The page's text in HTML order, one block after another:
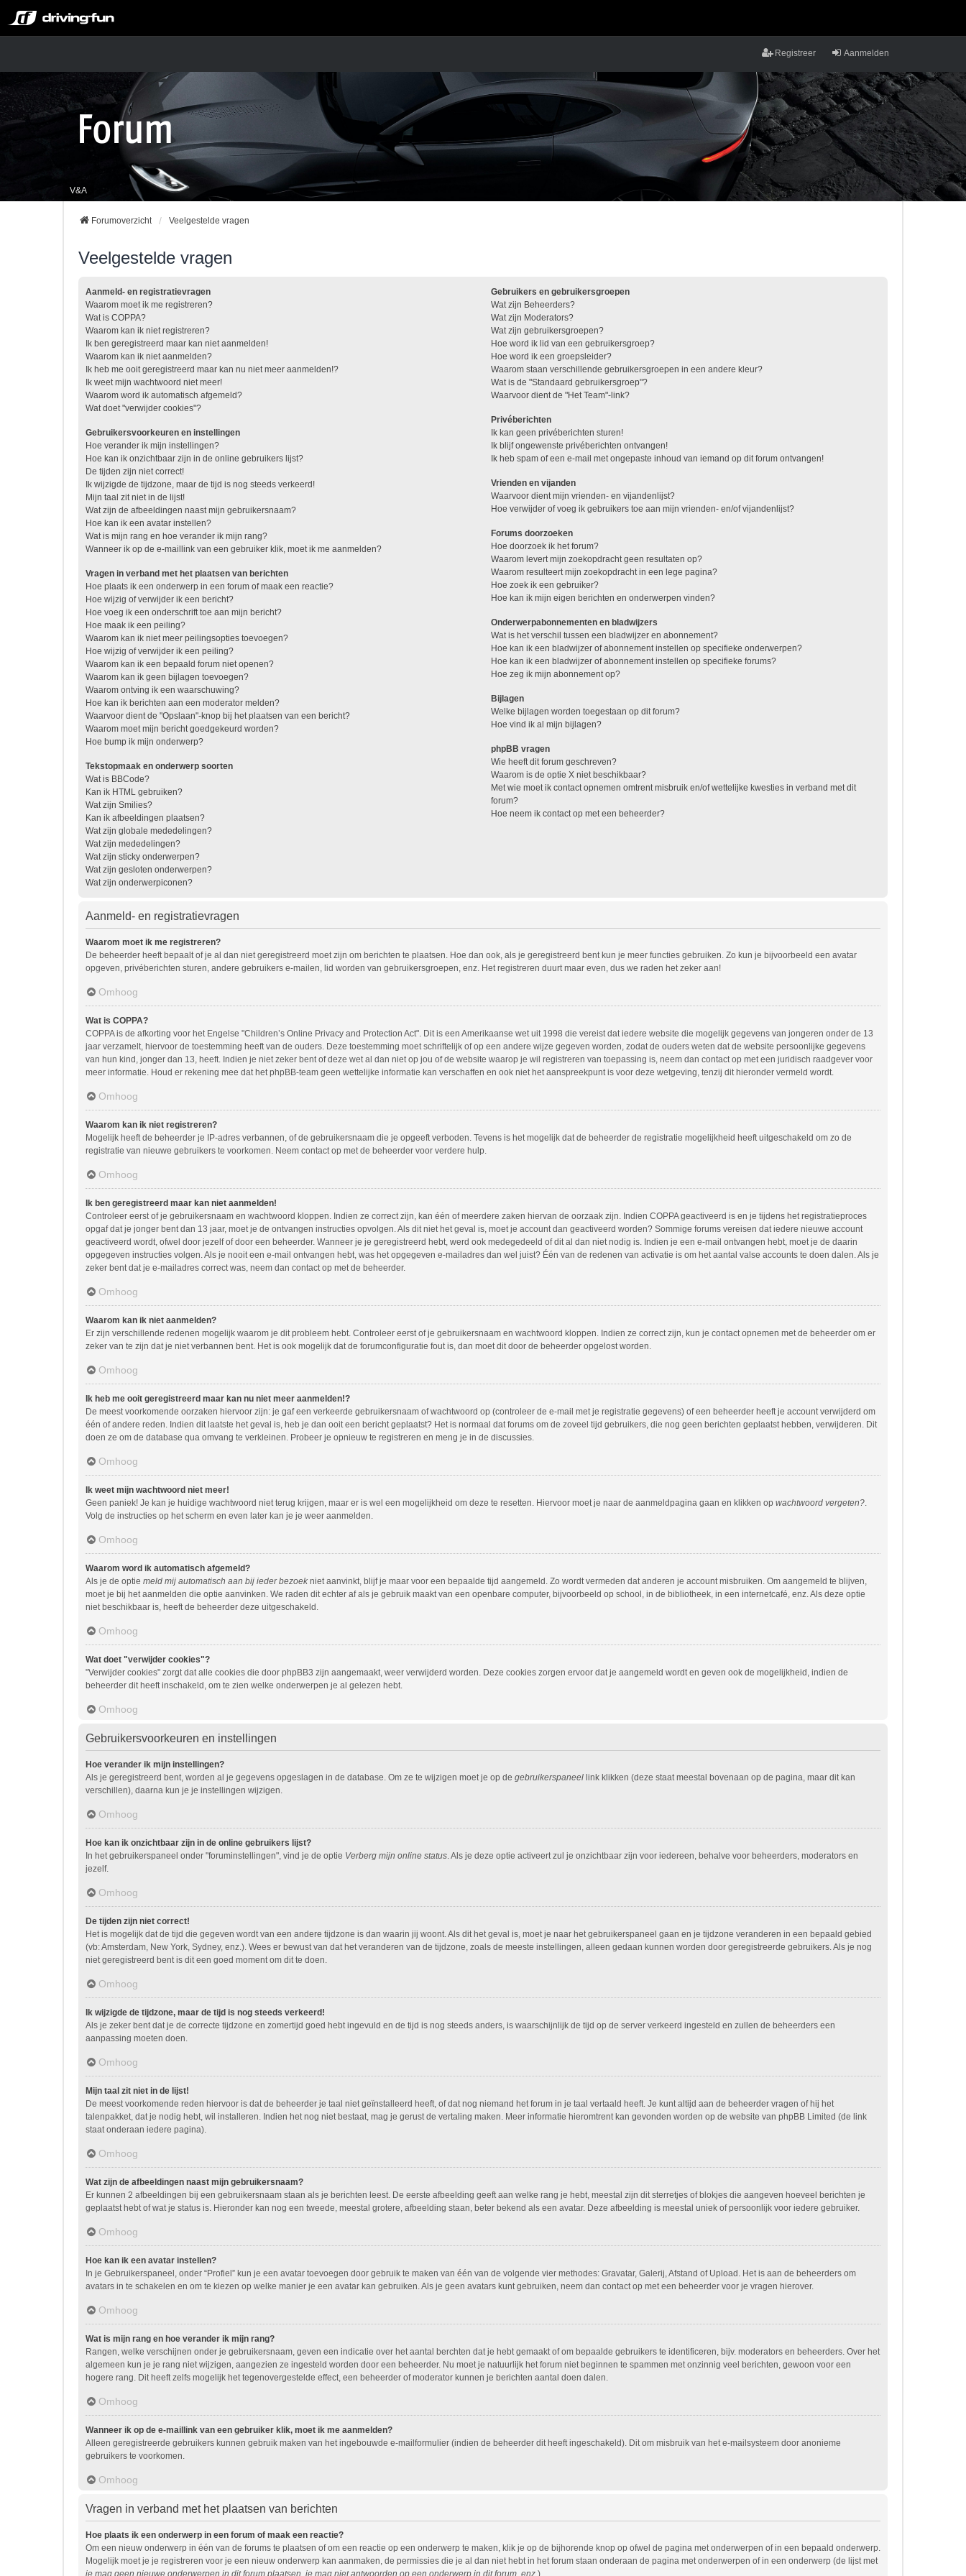
Aanmelden
Registreer
V&A
Forumoverzicht Veelgestelde vragen
Veelgestelde vragen
Aanmeld- en registratievragen
Waarom moet ik me registreren?
Wat is COPPA?
Waarom kan ik niet registreren?
Ik ben geregistreerd maar kan niet aanmelden!
Waarom kan ik niet aanmelden?
Ik heb me ooit geregistreerd maar kan nu niet meer aanmelden!?
Ik weet mijn wachtwoord niet meer!
Waarom word ik automatisch afgemeld?
Wat doet "verwijder cookies"?
Gebruikersvoorkeuren en instellingen
Hoe verander ik mijn instellingen?
Hoe kan ik onzichtbaar zijn in de online gebruikers lijst?
De tijden zijn niet correct!
Ik wijzigde de tijdzone, maar de tijd is nog steeds verkeerd!
Mijn taal zit niet in de lijst!
Wat zijn de afbeeldingen naast mijn gebruikersnaam?
Hoe kan ik een avatar instellen?
Wat is mijn rang en hoe verander ik mijn rang?
Wanneer ik op de e-maillink van een gebruiker klik, moet ik me aanmelden?
Vragen in verband met het plaatsen van berichten
Hoe plaats ik een onderwerp in een forum of maak een reactie?
Hoe wijzig of verwijder ik een bericht?
Hoe voeg ik een onderschrift toe aan mijn bericht?
Hoe maak ik een peiling?
Waarom kan ik niet meer peilingsopties toevoegen?
Hoe wijzig of verwijder ik een peiling?
Waarom kan ik een bepaald forum niet openen?
Waarom kan ik geen bijlagen toevoegen?
Waarom ontving ik een waarschuwing?
Hoe kan ik berichten aan een moderator melden?
Waarvoor dient de "Opslaan"-knop bij het plaatsen van een bericht?
Waarom moet mijn bericht goedgekeurd worden?
Hoe bump ik mijn onderwerp?
Tekstopmaak en onderwerp soorten
Wat is BBCode?
Kan ik HTML gebruiken?
Wat zijn Smilies?
Kan ik afbeeldingen plaatsen?
Wat zijn globale mededelingen?
Wat zijn mededelingen?
Wat zijn sticky onderwerpen?
Wat zijn gesloten onderwerpen?
Wat zijn onderwerpiconen?
Gebruikers en gebruikersgroepen
Wat zijn Beheerders?
Wat zijn Moderators?
Wat zijn gebruikersgroepen?
Hoe word ik lid van een gebruikersgroep?
Hoe word ik een groepsleider?
Waarom staan verschillende gebruikersgroepen in een andere kleur?
Wat is de "Standaard gebruikersgroep"?
Waarvoor dient de "Het Team"-link?
Privéberichten
Ik kan geen privéberichten sturen!
Ik blijf ongewenste privéberichten ontvangen!
Ik heb spam of een e-mail met ongepaste inhoud van iemand op dit forum ontvangen!
Vrienden en vijanden
Waarvoor dient mijn vrienden- en vijandenlijst?
Hoe verwijder of voeg ik gebruikers toe aan mijn vrienden- en/of vijandenlijst?
Forums doorzoeken
Hoe doorzoek ik het forum?
Waarom levert mijn zoekopdracht geen resultaten op?
Waarom resulteert mijn zoekopdracht in een lege pagina?
Hoe zoek ik een gebruiker?
Hoe kan ik mijn eigen berichten en onderwerpen vinden?
Onderwerpabonnementen en bladwijzers
Wat is het verschil tussen een bladwijzer en abonnement?
Hoe kan ik een bladwijzer of abonnement instellen op specifieke onderwerpen?
Hoe kan ik een bladwijzer of abonnement instellen op specifieke forums?
Hoe zeg ik mijn abonnement op?
Bijlagen
Welke bijlagen worden toegestaan op dit forum?
Hoe vind ik al mijn bijlagen?
phpBB vragen
Wie heeft dit forum geschreven?
Waarom is de optie X niet beschikbaar?
Met wie moet ik contact opnemen omtrent misbruik en/of wettelijke kwesties in verband met dit
forum?
Hoe neem ik contact op met een beheerder?
Aanmeld- en registratievragen
Waarom moet ik me registreren?
De beheerder heeft bepaalt of je al dan niet geregistreerd moet zijn om berichten te plaatsen. Hoe dan ook, als je geregistreerd bent kun je meer functies gebruiken. Zo kun je bijvoorbeeld een avatar
opgeven, privéberichten sturen, andere gebruikers e-mailen, lid worden van gebruikersgroepen, enz. Het registreren duurt maar even, dus we raden het zeker aan!
Omhoog
Wat is COPPA?
COPPA is de afkorting voor het Engelse "Children’s Online Privacy and Protection Act". Dit is een Amerikaanse wet uit 1998 die vereist dat iedere website die mogelijk gegevens van jongeren onder de 13
jaar verzamelt, hiervoor de toestemming heeft van de ouders. Deze toestemming moet schriftelijk of op een andere wijze gegeven worden, zodat de ouders weten dat de website persoonlijke gegevens
van hun kind, jonger dan 13, heeft. Indien je niet zeker bent of deze wet al dan niet op jou of de website waarop je wil registreren van toepassing is, neem dan contact op met een juridisch raadgever voor
meer informatie. Houd er rekening mee dat het phpBB-team geen wettelijke informatie kan verschaffen en ook niet het aanspreekpunt is voor deze wetgeving, tenzij dit hieronder vermeld wordt.
Omhoog
Waarom kan ik niet registreren?
Mogelijk heeft de beheerder je IP-adres verbannen, of de gebruikersnaam die je opgeeft verboden. Tevens is het mogelijk dat de beheerder de registratie mogelijkheid heeft uitgeschakeld om zo de
registratie van nieuwe gebruikers te voorkomen. Neem contact op met de beheerder voor verdere hulp.
Omhoog
Ik ben geregistreerd maar kan niet aanmelden!
Controleer eerst of je gebruikersnaam en wachtwoord kloppen. Indien ze correct zijn, kan één of meerdere zaken hiervan de oorzaak zijn. Indien COPPA geactiveerd is en je tijdens het registratieproces
opgaf dat je jonger bent dan 13 jaar, moet je de ontvangen instructies opvolgen. Als dit niet het geval is, moet je account dan geactiveerd worden? Sommige forums vereisen dat iedere nieuwe account
geactiveerd wordt, ofwel door jezelf of door een beheerder. Wanneer je je geregistreerd hebt, werd ook medegedeeld of dit al dan niet nodig is. Indien je een e-mail ontvangen hebt, moet je de daarin
opgegeven instructies volgen. Als je nooit een e-mail ontvangen hebt, was het opgegeven e-mailadres dan wel juist? Één van de redenen van activatie is om het aantal valse accounts te doen dalen. Als je
zeker bent dat je e-mailadres correct was, neem dan contact op met de beheerder.
Omhoog
Waarom kan ik niet aanmelden?
Er zijn verschillende redenen mogelijk waarom je dit probleem hebt. Controleer eerst of je gebruikersnaam en wachtwoord kloppen. Indien ze correct zijn, kun je contact opnemen met de beheerder om er
zeker van te zijn dat je niet verbannen bent. Het is ook mogelijk dat de forumconfiguratie fout is, dan moet dit door de beheerder opgelost worden.
Omhoog
Ik heb me ooit geregistreerd maar kan nu niet meer aanmelden!?
De meest voorkomende oorzaken hiervoor zijn: je gaf een verkeerde gebruikersnaam of wachtwoord op (controleer de e-mail met je registratie gegevens) of een beheerder heeft je account verwijderd om
één of andere reden. Indien dit laatste het geval is, heb je dan ooit een bericht geplaatst? Het is normaal dat forums om de zoveel tijd gebruikers, die nog geen berichten geplaatst hebben, verwijderen. Dit
doen ze om de database qua omvang te verkleinen. Probeer je opnieuw te registreren en meng je in de discussies.
Omhoog
Ik weet mijn wachtwoord niet meer!
Geen paniek! Je kan je huidige wachtwoord niet terug krijgen, maar er is wel een mogelijkheid om deze te resetten. Hiervoor moet je naar de aanmeldpagina gaan en klikken op wachtwoord vergeten?.
Volg de instructies op het scherm en even later kan je je weer aanmelden.
Omhoog
Waarom word ik automatisch afgemeld?
Als je de optie meld mij automatisch aan bij ieder bezoek niet aanvinkt, blijf je maar voor een bepaalde tijd aangemeld. Zo wordt vermeden dat anderen je account misbruiken. Om aangemeld te blijven,
moet je bij het aanmelden die optie aanvinken. We raden dit echter af als je gebruik maakt van een openbare computer, bijvoorbeeld op school, in de bibliotheek, in een internetcafé, enz. Als deze optie
niet beschikbaar is, heeft de beheerder deze uitgeschakeld.
Omhoog
Wat doet "verwijder cookies"?
"Verwijder cookies" zorgt dat alle cookies die door phpBB3 zijn aangemaakt, weer verwijderd worden. Deze cookies zorgen ervoor dat je aangemeld wordt en geven ook de mogelijkheid, indien de
beheerder dit heeft inschakeld, om te zien welke onderwerpen je al gelezen hebt.
Omhoog
Gebruikersvoorkeuren en instellingen
Hoe verander ik mijn instellingen?
Als je geregistreerd bent, worden al je gegevens opgeslagen in de database. Om ze te wijzigen moet je op de gebruikerspaneel link klikken (deze staat meestal bovenaan op de pagina, maar dit kan
verschillen), daarna kun je je instellingen wijzigen.
Omhoog
Hoe kan ik onzichtbaar zijn in de online gebruikers lijst?
In het gebruikerspaneel onder "foruminstellingen", vind je de optie Verberg mijn online status. Als je deze optie activeert zul je onzichtbaar zijn voor iedereen, behalve voor beheerders, moderators en
jezelf.
Omhoog
De tijden zijn niet correct!
Het is mogelijk dat de tijd die gegeven wordt van een andere tijdzone is dan waarin jij woont. Als dit het geval is, moet je naar het gebruikerspaneel gaan en je tijdzone veranderen in een bepaald gebied
(vb: Amsterdam, New York, Sydney, enz.). Wees er bewust van dat het veranderen van de tijdzone, zoals de meeste instellingen, alleen gedaan kunnen worden door geregistreerde gebruikers. Als je nog
niet geregistreerd bent is dit een goed moment om dit te doen.
Omhoog
Ik wijzigde de tijdzone, maar de tijd is nog steeds verkeerd!
Als je zeker bent dat je de correcte tijdzone en zomertijd goed hebt ingevuld en de tijd is nog steeds anders, is waarschijnlijk de tijd op de server verkeerd ingesteld en zullen de beheerders een
aanpassing moeten doen.
Omhoog
Mijn taal zit niet in de lijst!
De meest voorkomende reden hiervoor is dat de beheerder je taal niet geïnstalleerd heeft, of dat nog niemand het forum in je taal vertaald heeft. Je kunt altijd aan de beheerder vragen of hij het
talenpakket, dat je nodig hebt, wil installeren. Indien het nog niet bestaat, mag je gerust de vertaling maken. Meer informatie hieromtrent kan gevonden worden op de website van phpBB Limited (de link
staat onderaan iedere pagina).
Omhoog
Wat zijn de afbeeldingen naast mijn gebruikersnaam?
Er kunnen 2 afbeeldingen bij een gebruikersnaam staan als je berichten leest. De eerste afbeelding geeft aan welke rang je hebt, meestal zijn dit sterretjes of blokjes die aangeven hoeveel berichten je
geplaatst hebt of wat je status is. Hieronder kan nog een tweede, meestal grotere, afbeelding staan, beter bekend als een avatar. Deze afbeelding is meestal uniek of persoonlijk voor iedere gebruiker.
Omhoog
Hoe kan ik een avatar instellen?
In je Gebruikerspaneel, onder “Profiel” kun je een avatar toevoegen door gebruik te maken van één van de volgende vier methodes: Gravatar, Galerij, Afstand of Upload. Het is aan de beheerders om
avatars in te schakelen en om te kiezen op welke manier je een avatar kan gebruiken. Als je geen avatars kunt gebruiken, neem dan contact op met een beheerder voor je vragen hierover.
Omhoog
Wat is mijn rang en hoe verander ik mijn rang?
Rangen, welke verschijnen onder je gebruikersnaam, geven een indicatie over het aantal berchten dat je hebt gemaakt of om bepaalde gebruikers te identificeren, bijv. moderators en beheerders. Over het
algemeen kun je je rang niet wijzigen, aangezien ze ingesteld worden door een beheerder. Nu moet je natuurlijk het forum niet beginnen te spammen met onzinnig veel berichten, gewoon voor een
hogere rang. Dit heeft zelfs mogelijk het tegenovergestelde effect, een beheerder of moderator kunnen je berichten aantal doen dalen.
Omhoog
Wanneer ik op de e-maillink van een gebruiker klik, moet ik me aanmelden?
Alleen geregistreerde gebruikers kunnen gebruik maken van het ingebouwde e-mailformulier (indien de beheerder dit heeft ingeschakeld). Dit om misbruik van het e-mailsysteem door anonieme
gebruikers te voorkomen.
Omhoog
Vragen in verband met het plaatsen van berichten
Hoe plaats ik een onderwerp in een forum of maak een reactie?
Om een nieuw onderwerp in één van de forums te plaatsen of om een reactie op een onderwerp te maken, klik je op de bijhorende knop op ofwel de pagina met onderwerpen of in een bepaald onderwerp.
Mogelijk moet je je registreren voor je een nieuw onderwerp kan aanmaken, de permissies die je al dan niet hebt in het forum staan onderaan de pagina met onderwerpen of in een onderwerp (de lijst met
je mag geen nieuwe onderwerpen in dit forum plaatsen, je mag niet antwoorden op een onderwerp in dit forum, enz. ).